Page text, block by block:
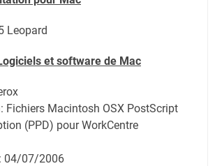
Leopard
et software de Mac
Fichiers Macintosh OSX PostScript
(PPD) pour WorkCentre
04/07/2006